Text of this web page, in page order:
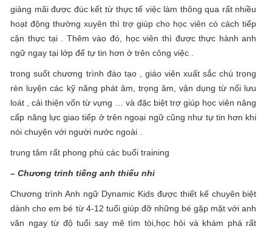
giảng mãi được đúc kết từ thực tế việc làm thông qua rất nhiều
hoạt động thường xuyên thì trợ giúp cho học viên có cách tiếp
cận thực tại . Thêm vào đó, học viên thì được thực hành anh
ngữ ngay tại lớp để tự tin hơn ở trên công việc .
trong suốt chương trình đào tạo , giáo viên xuất sắc chú trọng
rèn luyện các kỹ năng phát âm, trọng âm, vận dụng từ nối lưu
loát , cải thiện vốn từ vựng … và đặc biệt trợ giúp học viên nâng
cấp năng lực giao tiếp ở trên ngoại ngữ cũng như tự tin hơn khi
nói chuyện với người nước ngoài .
trung tâm rất phong phú các buổi training
–Chương trình tiếng anh thiếu nhi
Chương trình Anh ngữ Dynamic Kids được thiết kế chuyên biệt
dành cho em bé từ 4-12 tuổi giúp đỡ những bé gặp mặt với anh
văn ngay từ độ tuổi say mê tìm tòi,học hỏi và khám phá rất